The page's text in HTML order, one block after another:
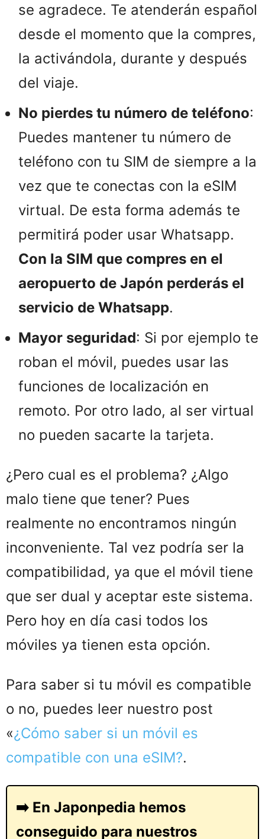
se agradece. Te atenderán español
desde el momento que la compres,
la activándola, durante y después
del viaje.
No pierdes tu número de teléfono:
Puedes mantener tu número de
teléfono con tu SIM de siempre a la
vez que te conectas con la eSIM
virtual. De esta forma además te
permitirá poder usar Whatsapp.
Con la SIM que compres en el
aeropuerto de Japón perderás el
servicio de Whatsapp.
Mayor seguridad: Si por ejemplo te
roban el móvil, puedes usar las
funciones de localización en
remoto. Por otro lado, al ser virtual
no pueden sacarte la tarjeta.
¿Pero cual es el problema? ¿Algo
malo tiene que tener? Pues
realmente no encontramos ningún
inconveniente. Tal vez podría ser la
compatibilidad, ya que el móvil tiene
que ser dual y aceptar este sistema.
Pero hoy en día casi todos los
móviles ya tienen esta opción.
Para saber si tu móvil es compatible
o no, puedes leer nuestro post
«¿Cómo saber si un móvil es
compatible con una eSIM?.
➡️ En Japonpedia hemos
conseguido para nuestros